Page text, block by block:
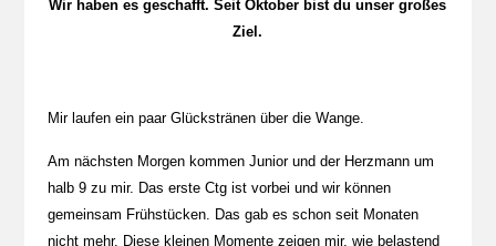
Wir haben es geschafft. Seit Oktober bist du unser großes
Ziel.
Mir laufen ein paar Glückstränen über die Wange.
Am nächsten Morgen kommen Junior und der Herzmann um
halb 9 zu mir. Das erste Ctg ist vorbei und wir können
gemeinsam Frühstücken. Das gab es schon seit Monaten
nicht mehr. Diese kleinen Momente zeigen mir, wie belastend